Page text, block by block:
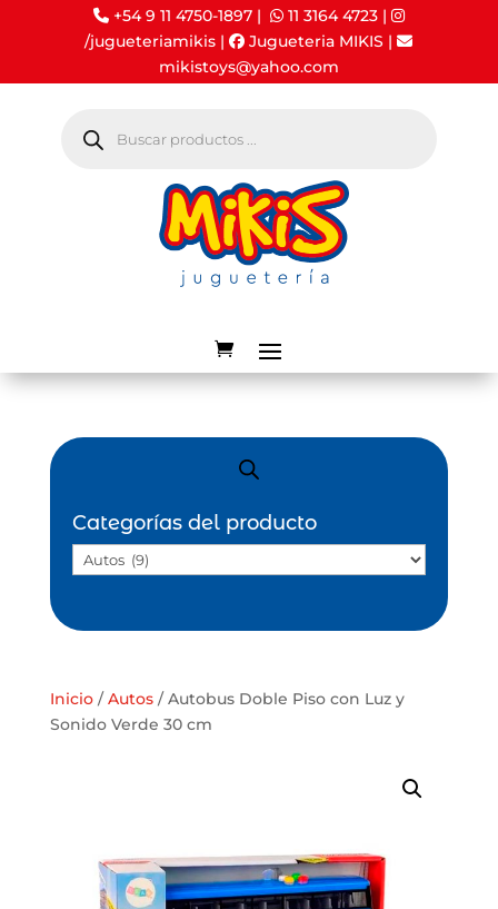
+54 9 11 4750-1897 | 11 3164 4723|
/jugueteriamikis | Jugueteria MIKIS |
mikistoys@yahoo.com
productos
Inicio/Autos/ Autobus Doble Piso con Luz y
Sonido Verde 30 cm
Categorías del producto